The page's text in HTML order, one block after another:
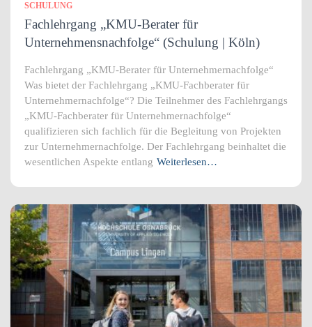
SCHULUNG
Fachlehrgang „KMU-Berater für
Unternehmensnachfolge“ (Schulung | Köln)
Fachlehrgang „KMU-Berater für Unternehmernachfolge“
Was bietet der Fachlehrgang „KMU-Fachberater für
Unternehmernachfolge“? Die Teilnehmer des Fachlehrgangs
„KMU-Fachberater für Unternehmernachfolge“
qualifizieren sich fachlich für die Begleitung von Projekten
zur Unternehmernachfolge. Der Fachlehrgang beinhaltet die
wesentlichen Aspekte entlang Weiterlesen…